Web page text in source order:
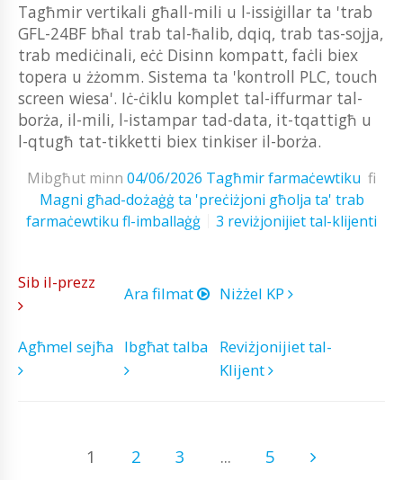
Tagħmir vertikali għall-mili u l-issiġillar ta 'trab
GFL-24BF bħal trab tal-ħalib, dqiq, trab tas-sojja,
trab mediċinali, eċċ Disinn kompatt, faċli biex
topera u żżomm. Sistema ta 'kontroll PLC, touch
screen wiesa'. Iċ-ċiklu komplet tal-iffurmar tal-
borża, il-mili, l-istampar tad-data, it-tqattigħ u
l-qtugħ tat-tikketti biex tinkiser il-borża.
Mibgħut minn 04/06/2026 Tagħmir farmaċewtiku fi
Magni għad-dożaġġ ta 'preċiżjoni għolja ta' trab
farmaċewtiku fl-imballaġġ
3 reviżjonijiet tal-klijenti
Sib il-prezz
Ara filmat Niżżel KP
Agħmel sejħa Ibgħat talba
Reviżjonijiet tal-
Klijent
1 2 3 ... 5